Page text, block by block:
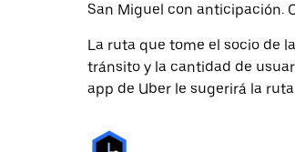
San Miguel con anticipación.
La ruta que tome el socio de
tránsito y la cantidad de
app de Uber le sugerirá la